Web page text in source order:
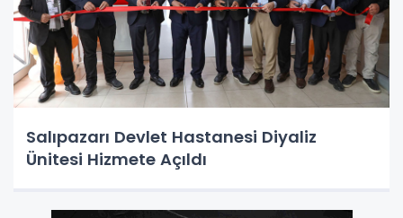
Salıpazarı Devlet Hastanesi Diyaliz
Ünitesi Hizmete Açıldı